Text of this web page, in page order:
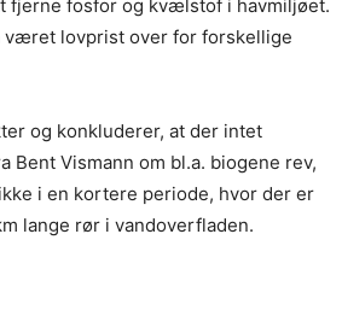
fjerne fosfor og kvælstof i havmiljøet.
været lovprist over for forskellige
og konkluderer, at der intet
Vismann om bl.a. biogene rev,
i en kortere periode, hvor der er
lange rør i vandoverfladen.